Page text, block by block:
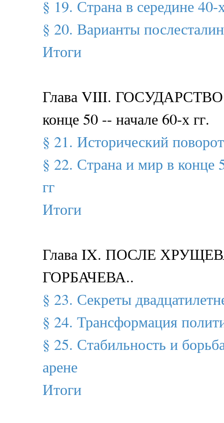
§ 19. Страна в середине 40-
§ 20. Варианты
Итоги
Глава VIII.
конце 50 -- начале 60-х гг.
§ 21. Исторический поворот
§ 22. Страна и мир в конце
гг
Итоги
Глава IX. ПОСЛЕ
ГОРБАЧЕВА..
§ 23. Секреты
§ 24. Трансформация
§ 25. Стабильность и
арене
Итоги